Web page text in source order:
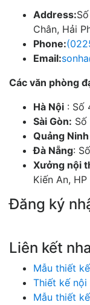
Address:
Chân, Hải
Phone:
Email:
Các văn phòng
Hà Nội : Số
Sài Gòn: Số
Quảng Ninh
Đà Nẵng:
Xưởng nội
Kiến An, HP
Đăng ký
Liên kết
Mẫu thiết
Thiết kế
Mẫu thiết